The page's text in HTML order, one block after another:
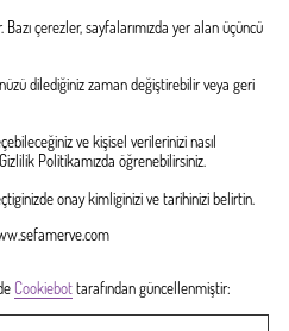
çerezler, sayfalarımızda yer alan üçüncü
dilediğiniz zaman değiştirebilir veya geri
ve kişisel verilerinizi nasıl
Politikamızda öğrenebilirsiniz.
onay kimliginizi ve tarihinizi belirtin.
Cookiebottarafından güncellenmiştir: